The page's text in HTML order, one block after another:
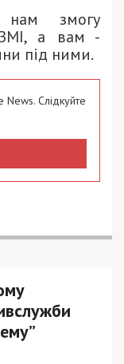
нам змогу
ЗМІ, а вам -
під ними.
Слідкуйте